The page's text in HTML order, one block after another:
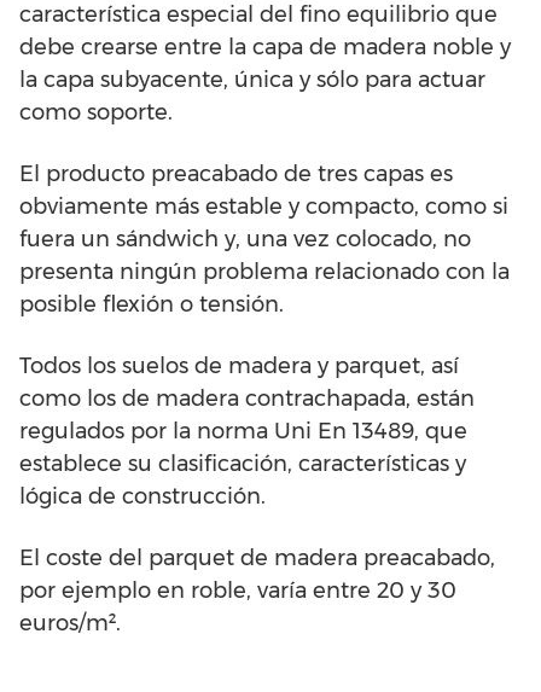
característica especial del fino equilibrio que
debe crearse entre la capa de madera noble y
la capa subyacente, única y sólo para actuar
como soporte.
El producto preacabado de tres capas es
obviamente más estable y compacto, como si
fuera un sándwich y, una vez colocado, no
presenta ningún problema relacionado con la
posible flexión o tensión.
Todos los suelos de madera y parquet, así
como los de madera contrachapada, están
regulados por la norma Uni En 13489, que
establece su clasificación, características y
lógica de construcción.
El coste del parquet de madera preacabado,
por ejemplo en roble, varía entre 20 y 30
euros/m².